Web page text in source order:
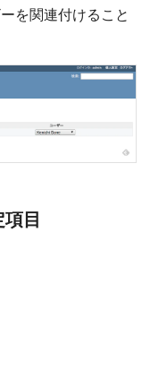
を関連付けること
目